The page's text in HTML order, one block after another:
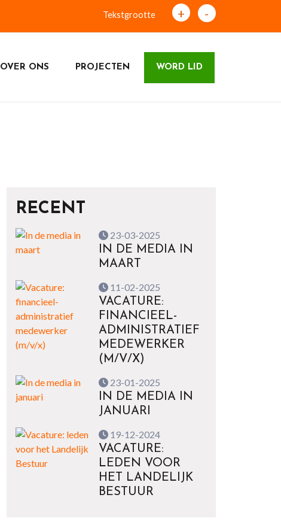
Tekstgrootte + -
OVER ONS PROJECTEN WORD LID
RECENT
23-03-2025
IN DE MEDIA IN
MAART
11-02-2025
VACATURE:
FINANCIEEL-
ADMINISTRATIEF
MEDEWERKER
(M/V/X)
23-01-2025
IN DE MEDIA IN
JANUARI
19-12-2024
VACATURE:
LEDEN VOOR
HET LANDELIJK
BESTUUR